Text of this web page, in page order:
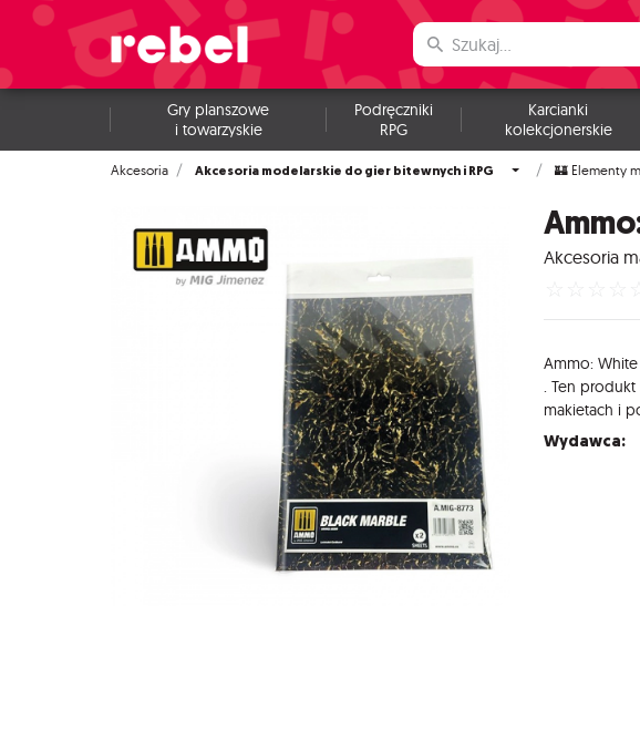
Gry planszowe
i towarzyskie
Podręczniki
RPG
Karcianki
kolekcjonerskie
Akcesoria Akcesoria modelarskie do gier bitewnych i RPG 🏰 Elementy
Akcesoria
Ammo: White
. Ten produkt
makietach i
Wydawca: